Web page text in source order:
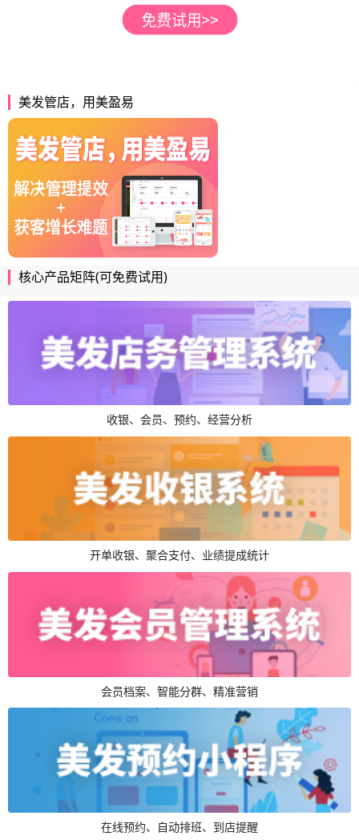
美发管店，用美盈易
核心产品矩阵(可免费试用)
收银、会员、预约、经营分析
开单收银、聚合支付、业绩提成统计
会员档案、智能分群、精准营销
在线预约、自动排班、到店提醒